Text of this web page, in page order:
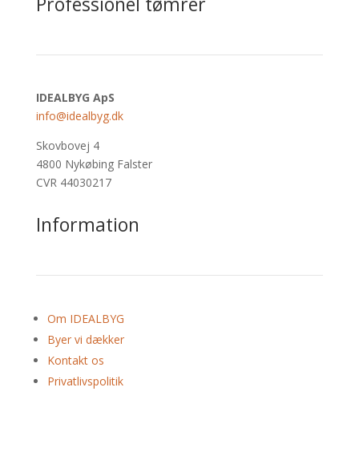
IDEALBYG ApS
info@idealbyg.dk
Skovbovej 4
4800 Nykøbing Falster
CVR 44030217
Information
Om IDEALBYG
Byer vi dækker
Kontakt os
Privatlivspolitik